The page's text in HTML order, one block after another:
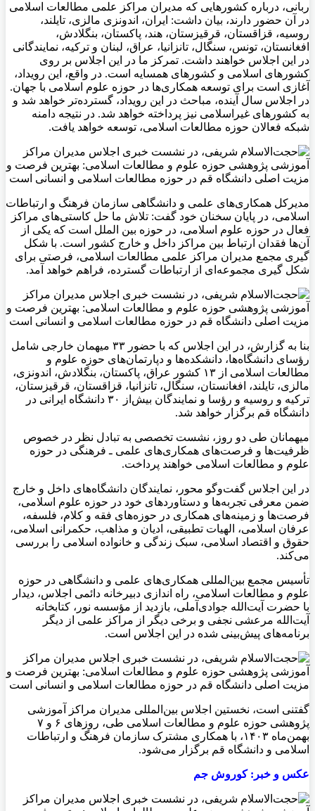
ربانی، درباره کشورهایی که مدیران مراکز علمی مطالعات اسلامی
در آن حضور دارند، بیان داشت: ایران، اندونزی مالزی، تایلند،
روسیه، قزاقستان، قرقیزستان، هند، پاکستان، بنگلادش،
افغانستان، تونس، سنگال، تانزانیا، عراق، لبنان و ترکیه، نمایندگانی
در این اجلاس خواهند داشت. تمرکز ما در این اجلاس بر روی
کشورهای اسلامی و کشورهای همسایه است. در واقع، این رویداد،
آغازی است برای توسعه همکاری‌ها در حوزه علوم اسلامی با جهان.
در اجلاس سال آینده، مباحث در این رویداد، گسترده‌تر خواهد شد و
به کشورهای غیراسلامی نیز پرداخته خواهد شد. در نتیجه دامنه
شبکه فعالان حوزه مطالعات اسلامی، توسعه خواهد یافت.
مدیرکل همکاری‌های علمی و دانشگاهی سازمان فرهنگ و ارتباطات
اسلامی، در پايان سخنان خود گفت: تلاش ما حل کاستی‌های مراکز
فعال در حوزه علوم اسلامی، در حوزه بین الملل است که یکی از
آن‌ها فقدان ارتباط بین مراکز داخل و خارج کشور است. با شکل
گیری مجمع مدیران مراکز علمی مطالعات اسلامی، فرصتی برای
شکل گیری مجموعه‌ای از ارتباطات گسترده، فراهم خواهد آمد.
بنا به گزارش، در این اجلاس که با حضور ۳۳ میهمان خارجی شامل
رؤسای دانشگاه‌ها، دانشکده‌ها و دپارتمان‌های حوزه علوم و
مطالعات اسلامی از ۱۳ کشور عراق، پاکستان، بنگلادش، اندونزی،
مالزی، تایلند، افغانستان، سنگال، تانزانیا، قزاقستان، قرقیزستان،
ترکیه و روسیه و رؤسا و نمایندگان بیش‌از ۳۰ دانشگاه ایرانی در
دانشگاه قم برگزار خواهد شد.
میهمانان طی دو روز، نشست تخصصی به تبادل نظر در خصوص
ظرفیت‌ها و فرصت‌های همکاری‌های علمی ـ فرهنگی در حوزه
علوم و مطالعات اسلامی خواهند پرداخت.
در این اجلاس گفت‌و‌گو محور، نمایندگان دانشگاه‌های داخل و خارج
ضمن معرفی تجربه‌ها و دستاورد‌های خود در حوزه علوم اسلامی،
فرصت‌ها و زمینه‌های همکاری در حوزه‌های فقه و کلام، فلسفه،
عرفان اسلامی، الهیات تطبیقی، ادیان و مذاهب، حکمرانی اسلامی،
حقوق و اقتصاد اسلامی، سبک زندگی و خانواده اسلامی را بررسی
می‌کند.
تأسیس مجمع بین‌المللی همکاری‌های علمی و دانشگاهی در حوزه
علوم و مطالعات اسلامی، راه اندازی دبیرخانه دائمی اجلاس، دیدار
با حضرت آیت‌الله جوادی‌آملی، بازدید از مؤسسه نور، کتابخانه
آیت‌الله مرعشی نجفی و برخی دیگر از مراکز علمی از دیگر
برنامه‌های پیش‌بینی شده در این اجلاس است.
گفتنی‌ است، نخستین اجلاس بین‌المللی مدیران مراکز آموزشی
پژوهشی حوزه علوم و مطالعات اسلامی طی، روز‌های ۶ و ۷
بهمن‌ماه ۱۴۰۳، با همکاری مشترک سازمان فرهنگ و ارتباطات
اسلامی و دانشگاه قم برگزار می‌شود.
عکس و خبر: کوروش جم